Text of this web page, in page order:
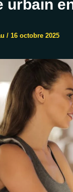
urbain
/ 16 octobre 2025